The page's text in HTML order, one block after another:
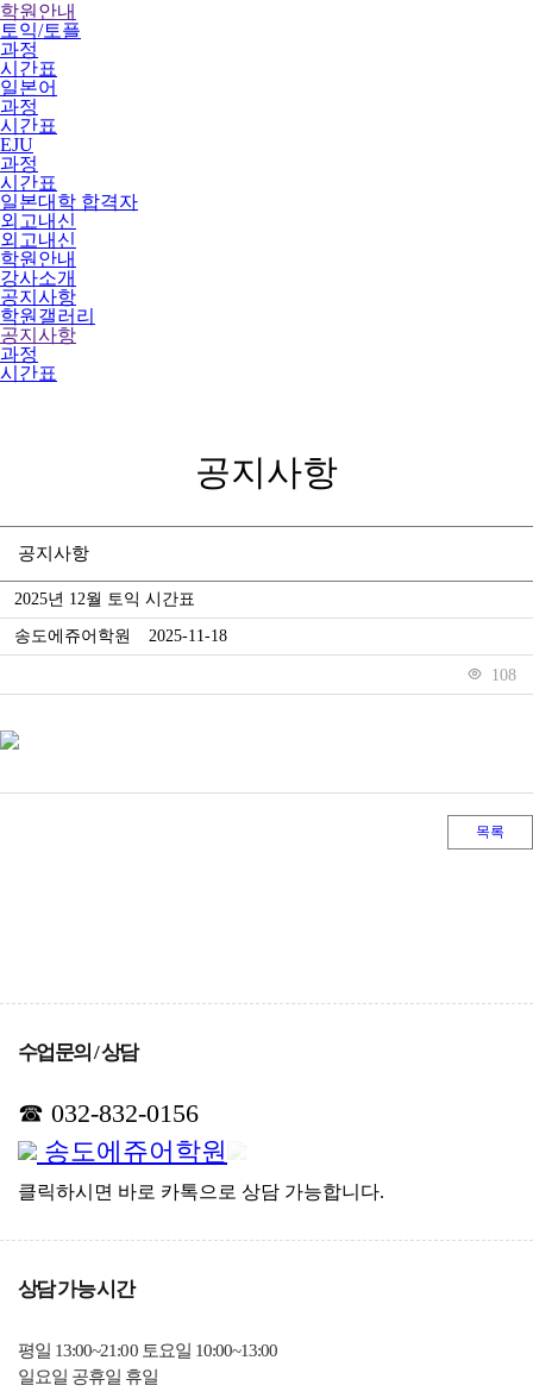
학원안내
토익/토플
과정
시간표
일본어
과정
시간표
EJU
과정
시간표
일본대학 합격자
외고내신
외고내신
학원안내
강사소개
공지사항
학원갤러리
공지사항
과정
시간표
공지사항
공지사항
2025년 12월 토익 시간표
송도에쥬어학원 2025-11-18
108
목록
수업문의 / 상담
☎ 032-832-0156
송도에쥬어학원
클릭하시면 바로 카톡으로 상담 가능합니다.
상담 가능 시간
평일 13:00~21:00 토요일 10:00~13:00
일요일 공휴일 휴일